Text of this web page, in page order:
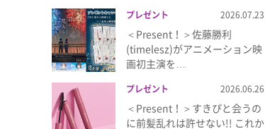
プレゼント 2026.07.23
＜Present！＞佐藤勝利
(timelesz)がアニメーション映
画初主演を…
プレゼント 2026.06.26
＜Present！＞すきぴと会うの
に前髪乱れは許せない!! これか